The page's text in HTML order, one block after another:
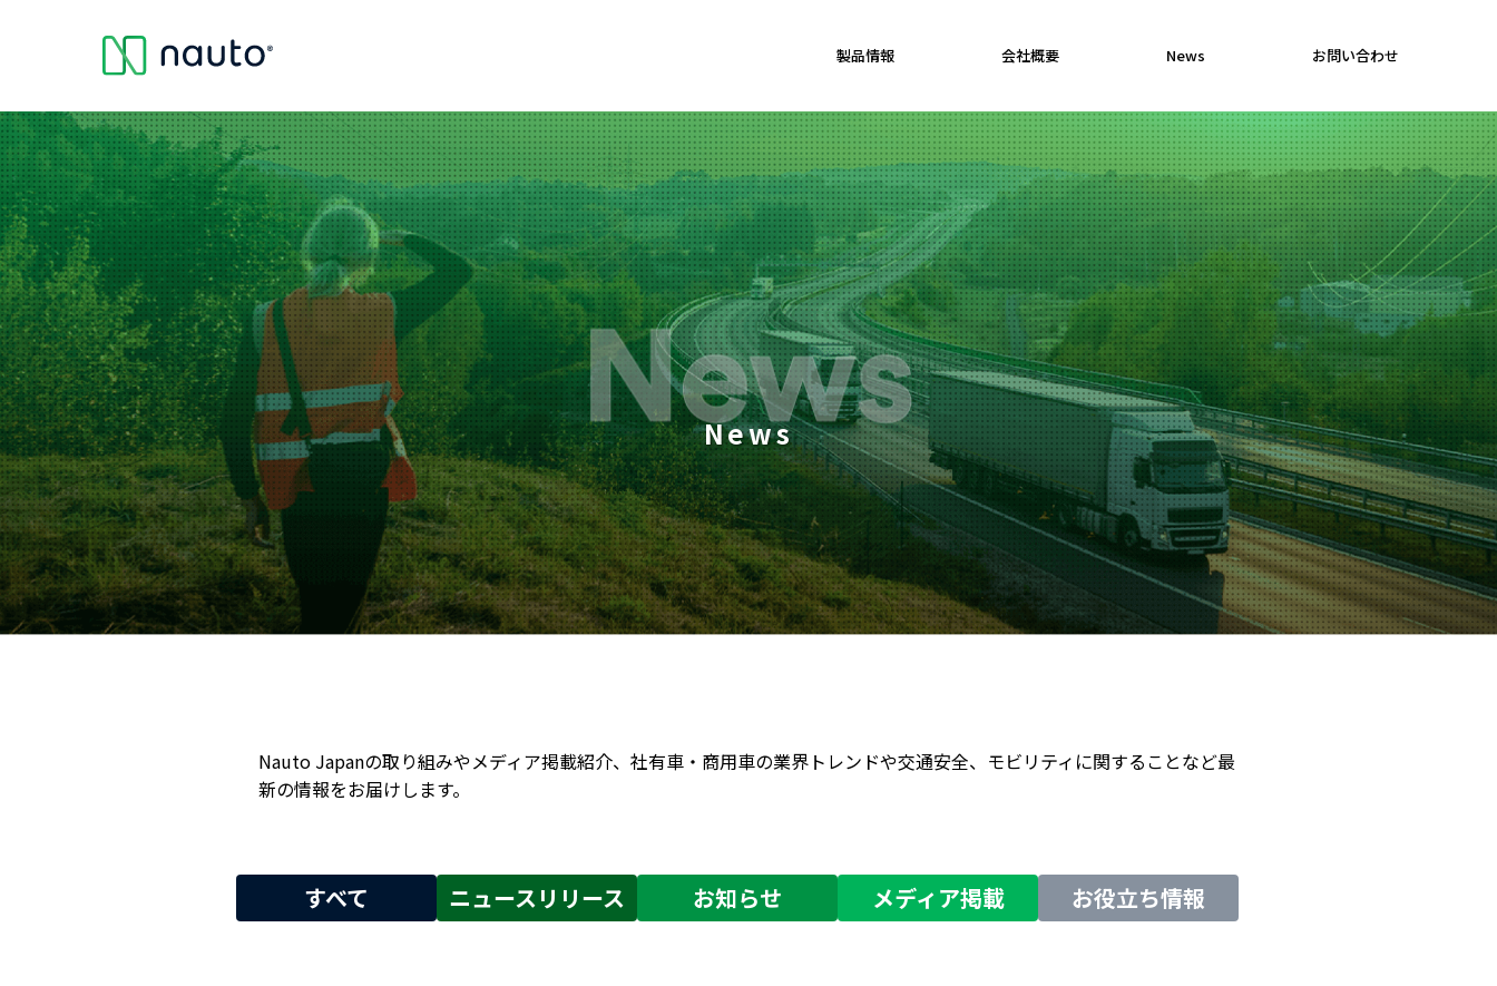
製品情報 会社概要 News お問い合わせ
News
Nauto Japanの取り組みやメディア掲載紹介、社有車・商用車の業界トレンドや交通安全、モビリティに関することなど最
新の情報をお届けします。
すべて ニュースリリース お知らせ メディア掲載 お役立ち情報